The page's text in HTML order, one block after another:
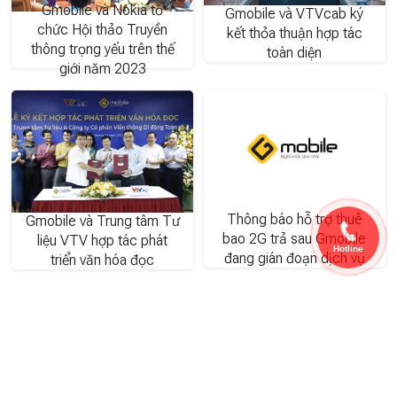
Gmobile và Nokia tổ
chức Hội thảo Truyền
thông trọng yếu trên thế
giới năm 2023
Gmobile và VTVcab ký
kết thỏa thuận hợp tác
toàn diện
Gmobile và Trung tâm Tư
liệu VTV hợp tác phát
triển văn hóa đọc
Thông báo hỗ trợ thuê
bao 2G trả sau Gmobile
đang gián đoạn dịch vụ
Hotline